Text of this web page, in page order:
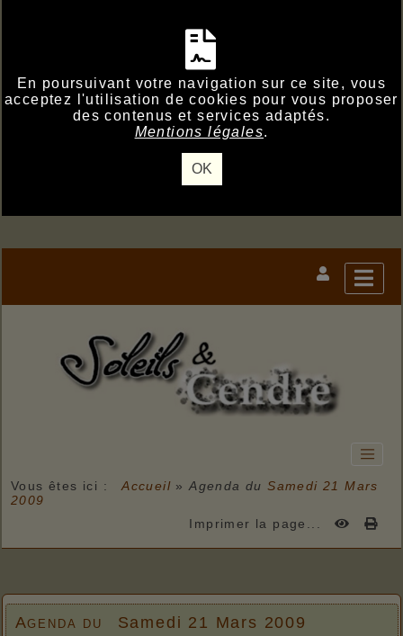
En poursuivant votre navigation sur ce site, vous
acceptez l'utilisation de cookies pour vous proposer
des contenus et services adaptés.
Mentions légales.
OK
Vous êtes ici : Accueil »Agenda duSamedi 21 Mars
2009
Imprimer la page...
Agenda du Samedi 21 Mars 2009